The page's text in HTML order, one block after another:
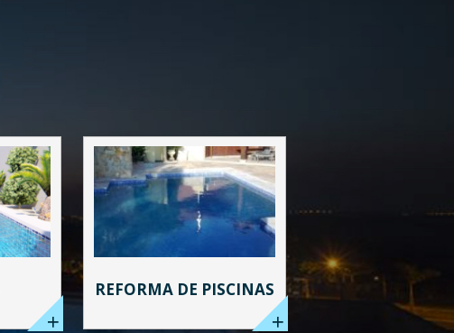
REFORMA DE PISCINAS